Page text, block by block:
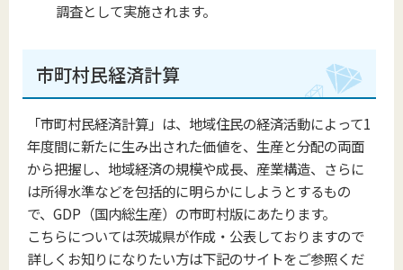
調査として実施されます。
市町村民経済計算
「市町村民経済計算」は、地域住民の経済活動によって1
年度間に新たに生み出された価値を、生産と分配の両面
から把握し、地域経済の規模や成長、産業構造、さらに
は所得水準などを包括的に明らかにしようとするもの
で、GDP（国内総生産）の市町村版にあたります。
こちらについては茨城県が作成・公表しておりますので
詳しくお知りになりたい方は下記のサイトをご参照くだ